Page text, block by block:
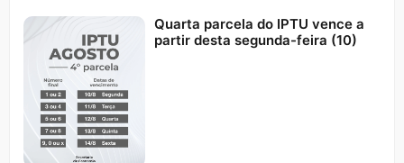
Quarta parcela do IPTU vence a
partir desta segunda-feira (10)